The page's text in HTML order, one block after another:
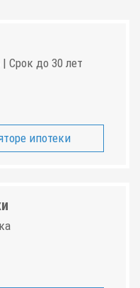
| Срок до 30 лет
ипотеки